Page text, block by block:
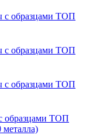
с образцами ТОП
с образцами ТОП
с образцами ТОП
образцами ТОП
металла)